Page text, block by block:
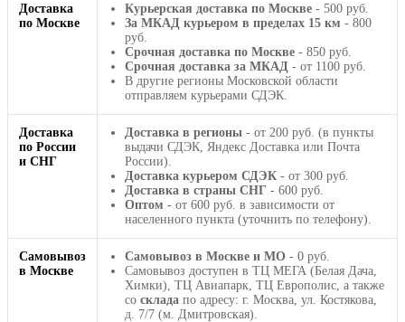
Доставка
по Москве
Курьерская доставка по Москве - 500 руб.
За МКАД курьером в пределах 15 км - 800
руб.
Срочная доставка по Москве - 850 руб.
Срочная доставка за МКАД - от 1100 руб.
В другие регионы Московской области
отправляем курьерами СДЭК.
Доставка
по России
и СНГ
Доставка в регионы - от 200 руб. (в пункты
выдачи СДЭК, Яндекс Доставка или Почта
России).
Доставка курьером СДЭК - от 300 руб.
Доставка в страны СНГ - 600 руб.
Оптом - от 600 руб. в зависимости от
населенного пункта (уточнить по телефону).
Самовывоз
в Москве
Самовывоз в Москве и МО - 0 руб.
Самовывоз доступен в ТЦ МЕГА (Белая Дача,
Химки), ТЦ Авиапарк, ТЦ Европолис, а также
со склада по адресу: г. Москва, ул. Костякова,
д. 7/7 (м. Дмитровская).